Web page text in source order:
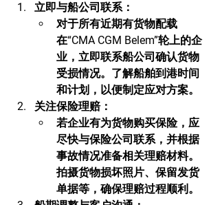
立即与船公司联系：
对于所有近期有货物配载
在“CMA CGM Belem”轮上的企
业，立即联系船公司确认货物
受损情况。了解船舶到港时间
和计划，以便制定应对方案。
关注保险理赔：
若企业有为货物购买保险，应
尽快与保险公司联系，并根据
事故情况准备相关理赔材料。
拍摄货物损坏照片、保留发货
单据等，确保理赔过程顺利。